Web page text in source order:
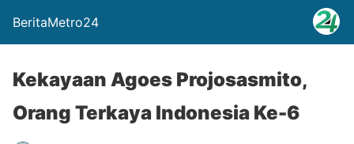
BeritaMetro24
Kekayaan Agoes Projosasmito,
Orang Terkaya Indonesia Ke-6